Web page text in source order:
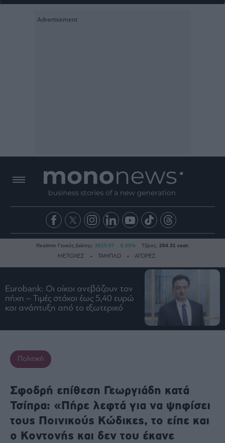
Ειδήσεις
Οικονομία
Ναυτιλία
Real
Ενέργεια
Πολιτική
Πολιτισμός
Κοινωνία
Realtime Γενικός Δείκτης: 2615.07 0.25% Τζίρος: 204.31 εκατ.
ΜΕΤΟΧΕΣ ΤΑΜΠΛΟ ΑΓΟΡΕΣ
Eurobank: Οι οίκοι ανεβάζουν τον
πήχη – Τιμές στόχοι έως 5,40 ευρώ
και ανάπτυξη από το εξωτερικό
Πολιτική
Σφοδρή επίθεση Γεωργιάδη κατά
Τσίπρα: «Πήρε λεφτά για να ψηφίσει
τους Ποινικούς Κώδικες, το είπε και
ο Κοντονής και δεν του έκανε